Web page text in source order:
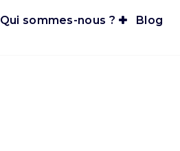
Qui sommes-nous ? Blog